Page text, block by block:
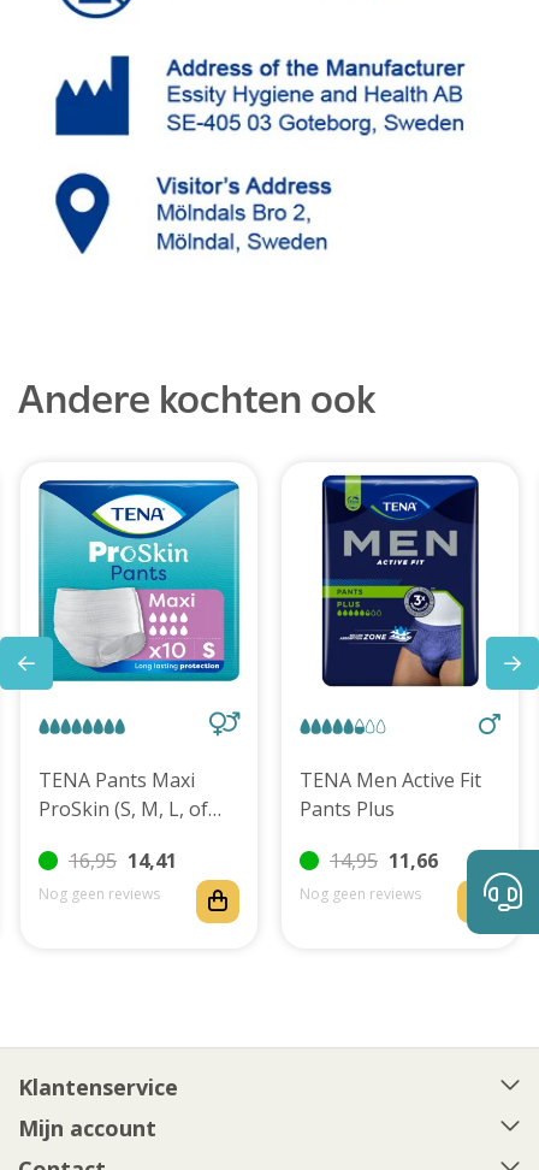
Andere kochten ook
TENA Pants Maxi
ProSkin (S, M, L, of
16,95 14,41
Nog geen reviews
TENA Men Active Fit
Pants Plus
14,95 11,66
Nog geen reviews
Klantenservice
Mijn account